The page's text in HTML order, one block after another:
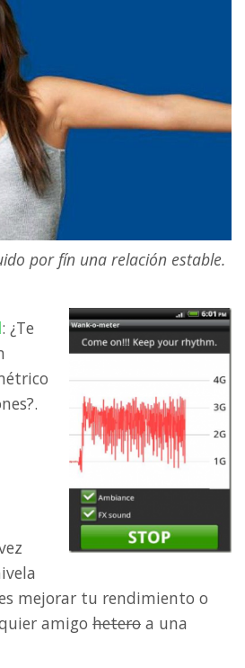
por fín una relación estable.
: ¿Te
mejorar tu rendimiento o
amigo hetero a una